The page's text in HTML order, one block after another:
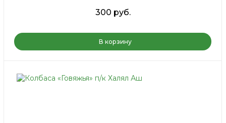
300 руб.
В корзину